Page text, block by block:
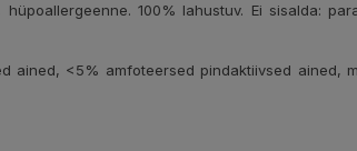
100% lahustuv. Ei sisalda:
ained, <5% amfoteersed pindaktiivsed ained,